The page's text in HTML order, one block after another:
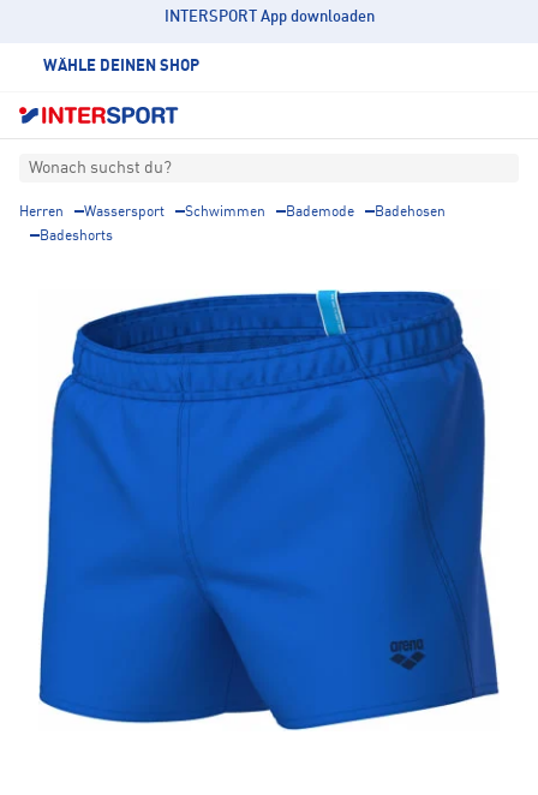
INTERSPORT App downloaden
WÄHLE DEINEN SHOP
Wonach suchst du?
Herren Wassersport Schwimmen Bademode
Badehosen
Badeshorts